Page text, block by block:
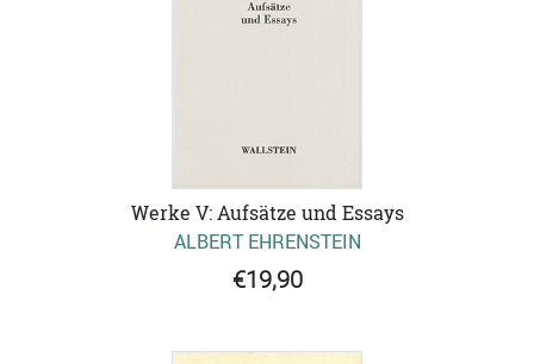
Werke V: Aufsätze und Essays
ALBERT EHRENSTEIN
€19,90